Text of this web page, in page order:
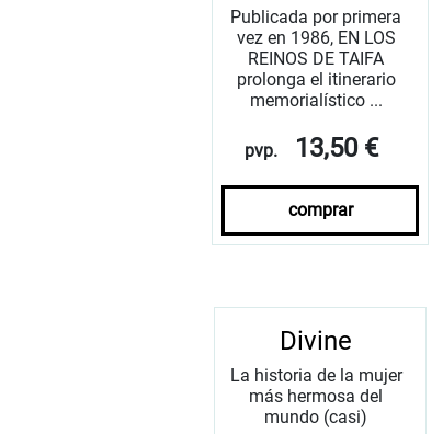
Publicada por primera
vez en 1986, EN LOS
REINOS DE TAIFA
prolonga el itinerario
memorialístico ...
pvp. 13,50 €
comprar
Divine
La historia de la mujer
más hermosa del
mundo (casi)